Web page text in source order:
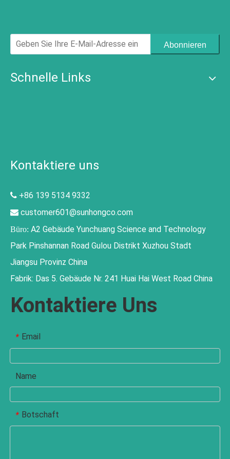
Abonnieren
Schnelle Links
Kontaktiere uns
 +86 139 5134 9332
 customer601@sunhongco.com
Büro: A2 Gebäude Yunchuang Science and Technology
Park Pinshannan Road Gulou Distrikt Xuzhou Stadt
Jiangsu Provinz China
Fabrik: Das 5. Gebäude Nr. 241 Huai Hai West Road China
Kontaktiere Uns
* Email
Name
* Botschaft